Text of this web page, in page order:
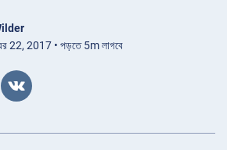
22, 2017 • পড়তে 5m লাগবে